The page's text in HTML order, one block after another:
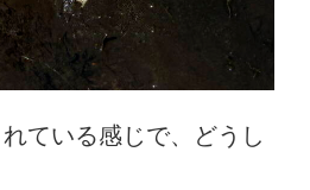
ている感じで、どうし